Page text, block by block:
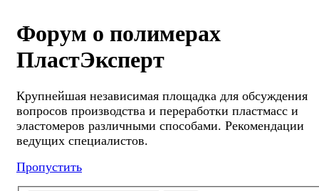
Форум о полимерах
ПластЭксперт
Крупнейшая независимая площадка для обсуждения
вопросов производства и переработки пластмасс и
эластомеров различными способами. Рекомендации
ведущих специалистов.
Пропустить